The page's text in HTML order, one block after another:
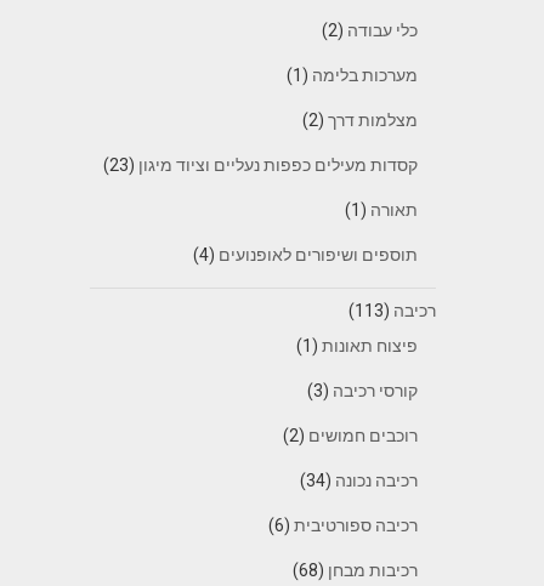
כלי עבודה (2)
מערכות בלימה (1)
מצלמות דרך(2)
קסדות מעילים כפפות נעליים וציוד מיגון (23)
תאורה (1)
תוספים ושיפורים לאופנועים (4)
רכיבה (113)
פיצוח תאונות(1)
קורסי רכיבה (3)
רוכבים חמושים (2)
רכיבה נכונה (34)
רכיבה ספורטיבית(6)
רכיבות מבחן (68)